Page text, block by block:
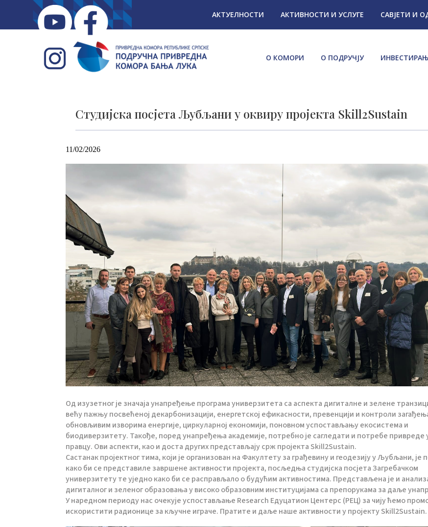
АКТУЕЛНОСТИ АКТИВНОСТИ И УСЛУГЕ САВЈЕТИ И
О КОМОРИ О ПОДРУЧЈУ
Студијска посјета Љубљани у оквиру пројекта Skill2Sustain
11/02/2026
Од изузетног је значаја унапређење програма универзитета са аспекта дигиталне и зелене
већу пажњу посвећеној декарбонизацији, енергетској ефикасности, превенцији и контроли
обновљивим изворима енергије, циркуларној економији, поновном успостављању екосистема и
биодиверзитету. Такође, поред унапређења академије, потребно је сагледати и потребе привреде
правцу. Ови аспекти, као и доста других представљају срж пројекта Skill2Sustain.
Састанак пројектног тима, који је организован на Факултету за грађевину и геодезију у Љубљани, је
како би се представиле завршене активности пројекта, посљедња студијска посјета Загребачком
универзитету те уједно како би се расправљало о будућим активностима. Представљена је и
дигиталног и зеленог образовања у високо образовним институцијама са препорукама за даље
У наредном периоду нас очекује успостављање Research Едуцатион Центерс (РЕЦ) за чију ћемо
искористити радионице за кључне играче. Пратите и даље наше активности у пројекту Skill2Sustain.